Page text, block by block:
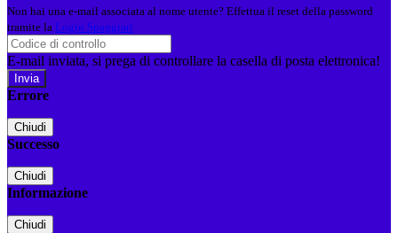
Non hai una e-mail associata al nome utente? Effettua il reset della password
tramite la Login Spaggiari
E-mail inviata, si prega di controllare la casella di posta elettronica!
Errore
Chiudi
Successo
Chiudi
Informazione
Chiudi